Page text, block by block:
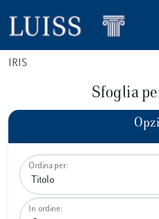
IRIS
Sfoglia
Ordina per:
In ordine: